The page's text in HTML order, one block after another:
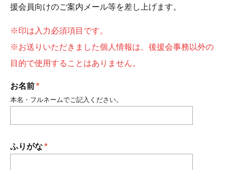
援会員向けのご案内メール等を差し上げます。
※印は入力必須項目です。
※お送りいただきました個人情報は、後援会事務以外の
目的で使用することはありません。
お名前*
本名・フルネームでご記入ください。
ふりがな*